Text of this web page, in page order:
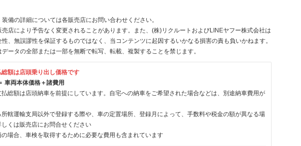
備の詳細については各販売店にお問い合わせください。
店により予告なく変更されることがあります。また、(株)リクルートおよびLINEヤフー株式会社は
、無誤謬性を保証するものではなく、当コンテンツに起因するいかなる損害の責も負いかねます。
ータの全部または一部を無断で転写、転載、複製することを禁じます。
額は店頭乗り出し価格です
車両本体価格＋諸費用
総額は店頭納車を前提にしています。自宅への納車をご希望された場合などは、別途納車費用が
轄運輸支局以外で登録する際や、車の定置場所、登録月によって、手数料や税金の額が異なる場
くは販売店にお問合せください
場合、車検を取得するために必要な費用も含まれています